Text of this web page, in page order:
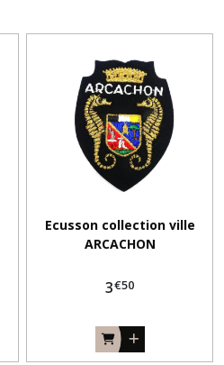
Ecusson collection ville
ARCACHON
3€50